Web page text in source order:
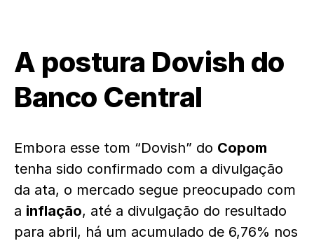
A postura Dovish do
Banco Central
Embora esse tom “Dovish” do Copom
tenha sido confirmado com a divulgação
da ata, o mercado segue preocupado com
a inflação, até a divulgação do resultado
para abril, há um acumulado de 6,76% nos